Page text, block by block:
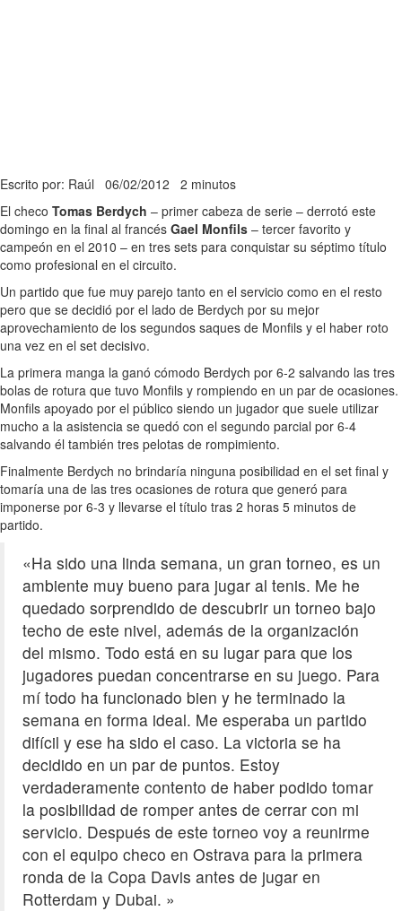
Escrito por: Raúl 06/02/2012 2 minutos
El checo Tomas Berdych – primer cabeza de serie – derrotó este
domingo en la final al francés Gael Monfils – tercer favorito y
campeón en el 2010 – en tres sets para conquistar su séptimo título
como profesional en el circuito.
Un partido que fue muy parejo tanto en el servicio como en el resto
pero que se decidió por el lado de Berdych por su mejor
aprovechamiento de los segundos saques de Monfils y el haber roto
una vez en el set decisivo.
La primera manga la ganó cómodo Berdych por 6-2 salvando las tres
bolas de rotura que tuvo Monfils y rompiendo en un par de ocasiones.
Monfils apoyado por el público siendo un jugador que suele utilizar
mucho a la asistencia se quedó con el segundo parcial por 6-4
salvando él también tres pelotas de rompimiento.
Finalmente Berdych no brindaría ninguna posibilidad en el set final y
tomaría una de las tres ocasiones de rotura que generó para
imponerse por 6-3 y llevarse el título tras 2 horas 5 minutos de
partido.
«Ha sido una linda semana, un gran torneo, es un
ambiente muy bueno para jugar al tenis. Me he
quedado sorprendido de descubrir un torneo bajo
techo de este nivel, además de la organización
del mismo. Todo está en su lugar para que los
jugadores puedan concentrarse en su juego. Para
mí todo ha funcionado bien y he terminado la
semana en forma ideal. Me esperaba un partido
difícil y ese ha sido el caso. La victoria se ha
decidido en un par de puntos. Estoy
verdaderamente contento de haber podido tomar
la posibilidad de romper antes de cerrar con mi
servicio. Después de este torneo voy a reunirme
con el equipo checo en Ostrava para la primera
ronda de la Copa Davis antes de jugar en
Rotterdam y Dubai. »